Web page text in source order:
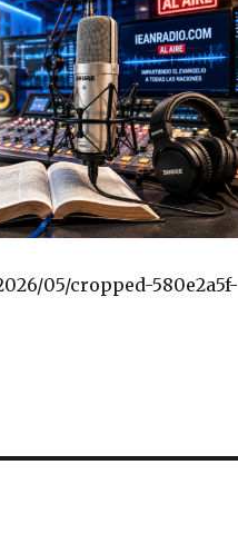
05/cropped-580e2a5f-